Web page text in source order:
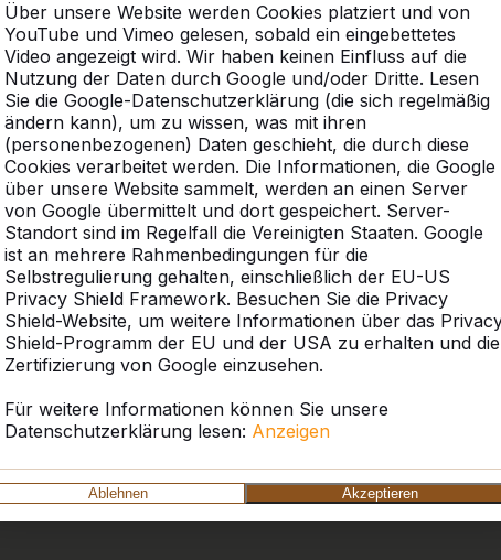
Über unsere Website werden Cookies platziert und von
YouTube und Vimeo gelesen, sobald ein eingebettetes
Video angezeigt wird. Wir haben keinen Einfluss auf die
Nutzung der Daten durch Google und/oder Dritte. Lesen
Sie die Google-Datenschutzerklärung (die sich regelmäßig
ändern kann), um zu wissen, was mit ihren
(personenbezogenen) Daten geschieht, die durch diese
Cookies verarbeitet werden. Die Informationen, die Google
über unsere Website sammelt, werden an einen Server
von Google übermittelt und dort gespeichert. Server-
Standort sind im Regelfall die Vereinigten Staaten. Google
ist an mehrere Rahmenbedingungen für die
Selbstregulierung gehalten, einschließlich der EU-US
Privacy Shield Framework. Besuchen Sie die Privacy
Shield-Website, um weitere Informationen über das
Shield-Programm der EU und der USA zu erhalten und die
Zertifizierung von Google einzusehen.
Für weitere Informationen können Sie unsere
Datenschutzerklärung lesen: Anzeigen
Ablehnen Akzeptieren